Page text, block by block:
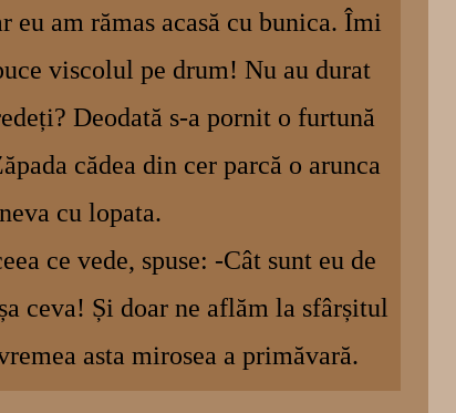
eu am rămas acasă cu bunica. Îmi
viscolul pe drum! Nu au durat
Deodată s-a pornit o furtună
cădea din cer parcă o arunca
cu lopata.
ce vede, spuse: -Cât sunt eu de
ceva! Și doar ne aflăm la sfârșitul
asta mirosea a primăvară.